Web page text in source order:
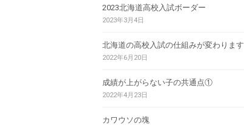
2023北海道高校入試ボーダー
2023年3月4日
北海道の高校入試の仕組みが変わります
2022年6月20日
成績が上がらない子の共通点①
2022年4月23日
カワウソの塊